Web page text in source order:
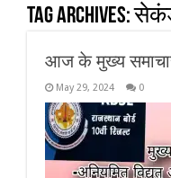
Tag Archives:
आज के मुख्य
May 29, 2024 0